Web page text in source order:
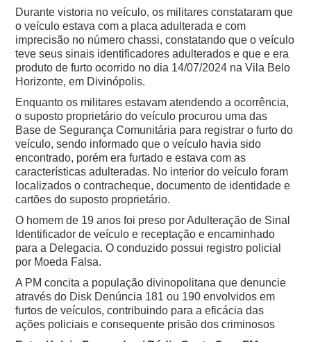
Durante vistoria no veículo, os militares constataram que
o veículo estava com a placa adulterada e com
imprecisão no número chassi, constatando que o veículo
teve seus sinais identificadores adulterados e que e era
produto de furto ocorrido no dia 14/07/2024 na Vila Belo
Horizonte, em Divinópolis.
Enquanto os militares estavam atendendo a ocorrência,
o suposto proprietário do veículo procurou uma das
Base de Segurança Comunitária para registrar o furto do
veículo, sendo informado que o veículo havia sido
encontrado, porém era furtado e estava com as
características adulteradas. No interior do veículo foram
localizados o contracheque, documento de identidade e
cartões do suposto proprietário.
O homem de 19 anos foi preso por Adulteração de Sinal
Identificador de veículo e receptação e encaminhado
para a Delegacia. O conduzido possui registro policial
por Moeda Falsa.
A PM concita a população divinopolitana que denuncie
através do Disk Denúncia 181 ou 190 envolvidos em
furtos de veículos, contribuindo para a eficácia das
ações policiais e consequente prisão dos criminosos